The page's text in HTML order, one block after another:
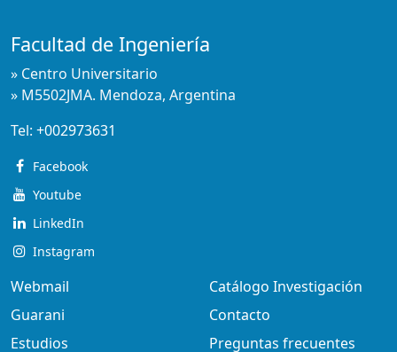
Facultad de Ingeniería
» Centro Universitario
» M5502JMA. Mendoza, Argentina
Tel: +002973631
Facebook
Youtube
LinkedIn
Instagram
Webmail
Guarani
Estudios
Catálogo Investigación
Contacto
Preguntas frecuentes